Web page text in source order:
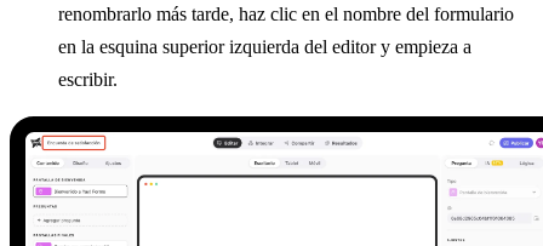
renombrarlo más tarde, haz clic en el nombre del formulario
en la esquina superior izquierda del editor y empieza a
escribir.